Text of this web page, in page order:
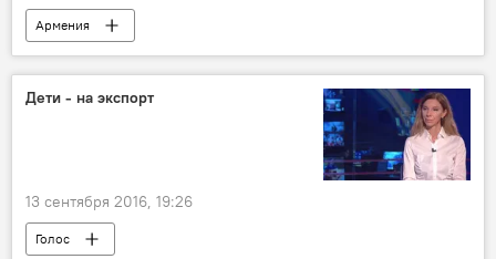
Армения
Приговор Пермякову. Как это было?
Дети - на экспорт
13 сентября 2016, 19:26
Голос